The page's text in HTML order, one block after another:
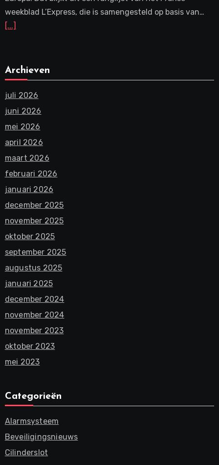
weekblad L’Express, die is samengesteld op basis van…
[...]
Archieven
juli 2026
juni 2026
mei 2026
april 2026
maart 2026
februari 2026
januari 2026
december 2025
november 2025
oktober 2025
september 2025
augustus 2025
januari 2025
december 2024
november 2024
november 2023
oktober 2023
mei 2023
Categorieën
Alarmsysteem
Beveiligingsnieuws
Cilinderslot